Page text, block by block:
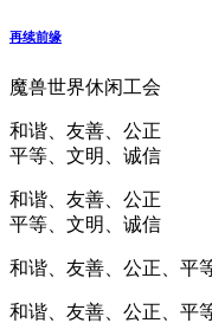
再续前缘
魔兽世界休闲工会
和谐、友善、公正
平等、文明、诚信
和谐、友善、公正
平等、文明、诚信
和谐、友善、公正、平
和谐、友善、公正、平